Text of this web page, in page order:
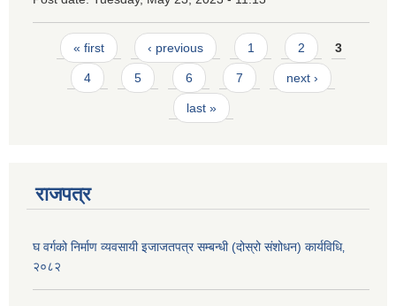
Pages
« first ‹ previous 1 2 3
4 5 6 7 next ›
last »
राजपत्र
घ वर्गको निर्माण व्यवसायी इजाजतपत्र सम्बन्धी (दोस्रो संशोधन) कार्यविधि‚
२०८२